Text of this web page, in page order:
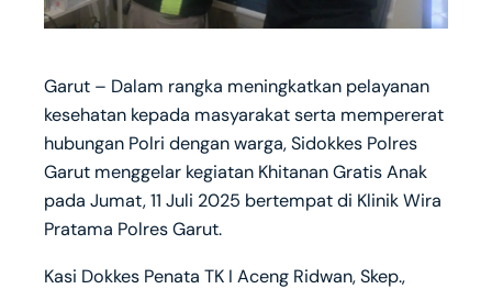
Garut – Dalam rangka meningkatkan pelayanan
kesehatan kepada masyarakat serta mempererat
hubungan Polri dengan warga, Sidokkes Polres
Garut menggelar kegiatan Khitanan Gratis Anak
pada Jumat, 11 Juli 2025 bertempat di Klinik Wira
Pratama Polres Garut.
Kasi Dokkes Penata TK I Aceng Ridwan, Skep.,